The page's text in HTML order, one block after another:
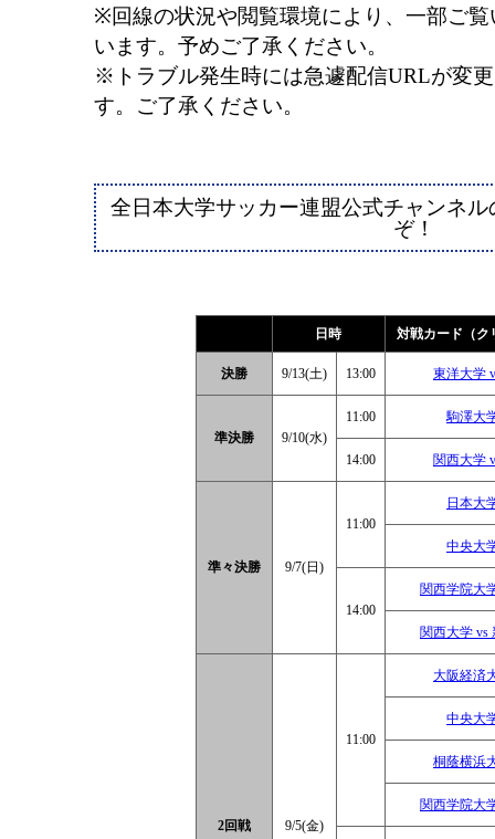
※回線の状況や閲覧環境により、一部ご
います。予めご了承ください。
※トラブル発生時には急遽配信URLが変
す。ご了承ください。
全日本大学サッカー連盟公式チャンネル
ぞ！
日時 対戦カード（ク
決勝 9/13(土) 13:00 東洋大学
準決勝 9/10(水)
11:00 駒澤大
14:00 関西大学
準々決勝 9/7(日)
11:00
日本大
中央大
14:00
関西学院大
関西大学 vs
2回戦 9/5(金)
11:00
大阪経済
中央大
桐蔭横浜
関西学院大